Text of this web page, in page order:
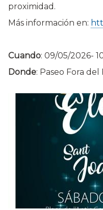
proximidad.
Más información en:
Cuando: 09/05/2026-
Donde: Paseo Fora del